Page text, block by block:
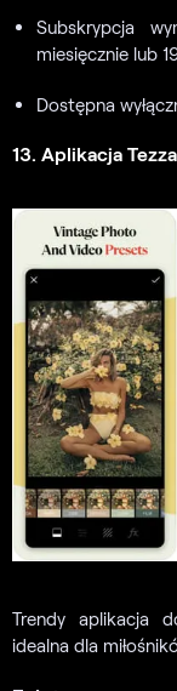
Subskrypcja
miesięcznie lub
Dostępna
13. Aplikacja Tezza
Trendy aplikacja
idealna dla